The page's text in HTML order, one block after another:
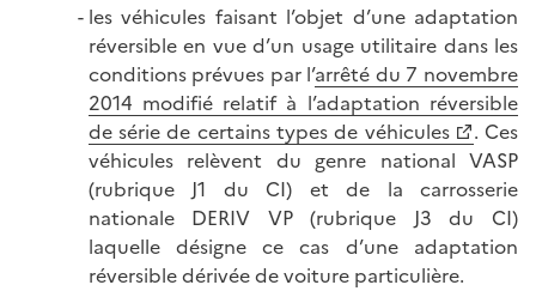
les véhicules faisant l’objet d’une adaptation
réversible en vue d’un usage utilitaire dans les
conditions prévues par l’arrêté du 7 novembre
2014 modifié relatif à l’adaptation réversible
de série de certains types de véhicules
. Ces
véhicules relèvent du genre national VASP
(rubrique J1 du CI) et de la carrosserie
nationale DERIV VP (rubrique J3 du CI)
laquelle désigne ce cas d’une adaptation
réversible dérivée de voiture particulière.